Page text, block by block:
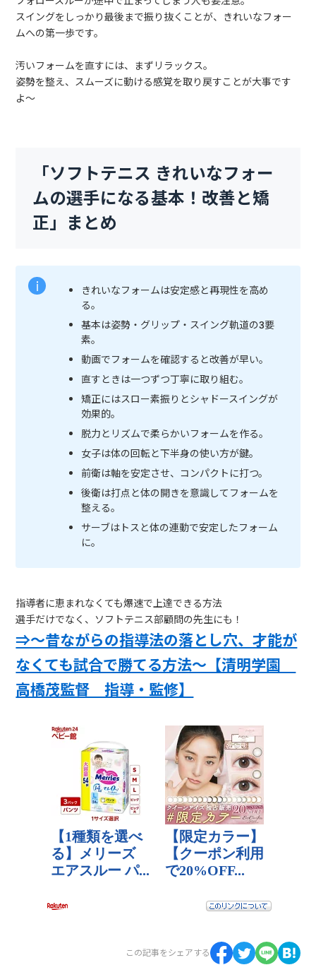
スイングをしっかり最後まで振り抜くことが、きれいなフォー
ムへの第一歩です。
汚いフォームを直すには、まずリラックス。
姿勢を整え、スムーズに動ける感覚を取り戻すことが大事です
よ～
「ソフトテニス きれいなフォー
ムの選手になる基本！改善と矯
正」まとめ
きれいなフォームは安定感と再現性を高め
る。
基本は姿勢・グリップ・スイング軌道の3要
素。
動画でフォームを確認すると改善が早い。
直すときは一つずつ丁寧に取り組む。
矯正にはスロー素振りとシャドースイングが
効果的。
脱力とリズムで柔らかいフォームを作る。
女子は体の回転と下半身の使い方が鍵。
前衛は軸を安定させ、コンパクトに打つ。
後衛は打点と体の開きを意識してフォームを
整える。
サーブはトスと体の連動で安定したフォーム
に。
指導者に恵まれなくても爆速で上達できる方法
選手だけでなく、ソフトテニス部顧問の先生にも！
⇒～昔ながらの指導法の落とし穴、才能が
なくても試合で勝てる方法～【清明学園
高橋茂監督 指導・監修】
この記事をシェアする